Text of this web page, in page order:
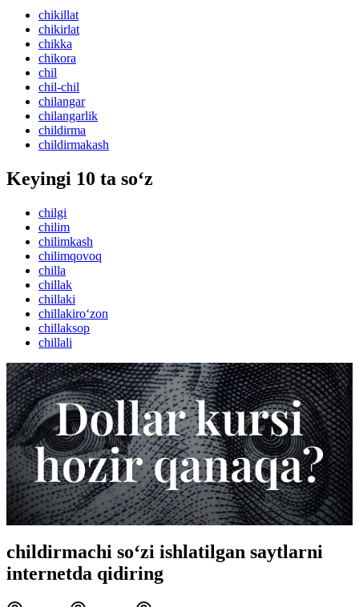
chikillat
chikirlat
chikka
chikora
chil
chil-chil
chilangar
chilangarlik
childirma
childirmakash
Keyingi 10 ta so‘z
chilgi
chilim
chilimkash
chilimqovoq
chilla
chillak
chillaki
chillakiro‘zon
chillaksop
chillali
childirmachi so‘zi ishlatilgan saytlarni
internetda qidiring